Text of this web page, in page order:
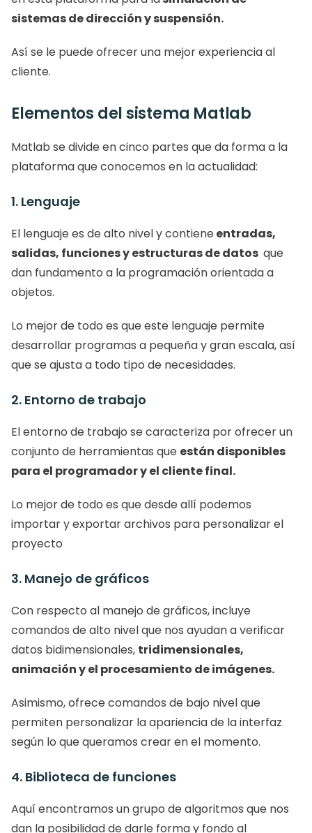
sistemas de dirección y suspensión.
Así se le puede ofrecer una mejor experiencia al
cliente.
Elementos del sistema Matlab
Matlab se divide en cinco partes que da forma a la
plataforma que conocemos en la actualidad:
1. Lenguaje
El lenguaje es de alto nivel y contiene entradas,
salidas, funciones y estructuras de datos que
dan fundamento a la programación orientada a
objetos.
Lo mejor de todo es que este lenguaje permite
desarrollar programas a pequeña y gran escala, así
que se ajusta a todo tipo de necesidades.
2. Entorno de trabajo
El entorno de trabajo se caracteriza por ofrecer un
conjunto de herramientas que están disponibles
para el programador y el cliente final.
Lo mejor de todo es que desde allí podemos
importar y exportar archivos para personalizar el
proyecto
3. Manejo de gráficos
Con respecto al manejo de gráficos, incluye
comandos de alto nivel que nos ayudan a verificar
datos bidimensionales, tridimensionales,
animación y el procesamiento de imágenes.
Asimismo, ofrece comandos de bajo nivel que
permiten personalizar la apariencia de la interfaz
según lo que queramos crear en el momento.
4. Biblioteca de funciones
Aquí encontramos un grupo de algoritmos que nos
dan la posibilidad de darle forma y fondo al